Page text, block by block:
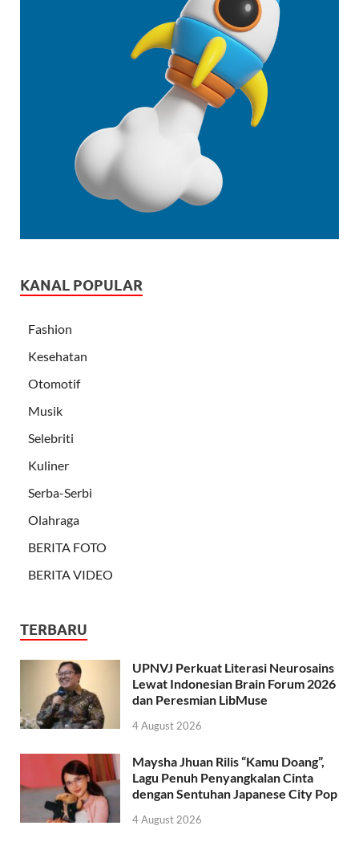
KANAL POPULAR
Fashion
Kesehatan
Otomotif
Musik
Selebriti
Kuliner
Serba-Serbi
Olahraga
BERITA FOTO
BERITA VIDEO
TERBARU
UPNVJ Perkuat Literasi Neurosains
Lewat Indonesian Brain Forum 2026
dan Peresmian LibMuse
4 August 2026
Maysha Jhuan Rilis “Kamu Doang”,
Lagu Penuh Penyangkalan Cinta
dengan Sentuhan Japanese City Pop
4 August 2026